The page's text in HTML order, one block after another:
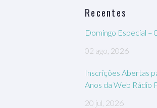
Recentes
Domingo Especial –
02 ago, 2026
Inscrições Abertas
Anos da Web Rádio
20 jul, 2026